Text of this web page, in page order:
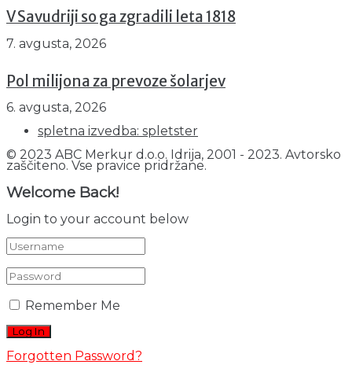
V Savudriji so ga zgradili leta 1818
7. avgusta, 2026
Pol milijona za prevoze šolarjev
6. avgusta, 2026
spletna izvedba: spletster
© 2023 ABC Merkur d.o.o. Idrija, 2001 - 2023. Avtorsko
zaščiteno. Vse pravice pridržane.
Welcome Back!
Login to your account below
Remember Me
Forgotten Password?